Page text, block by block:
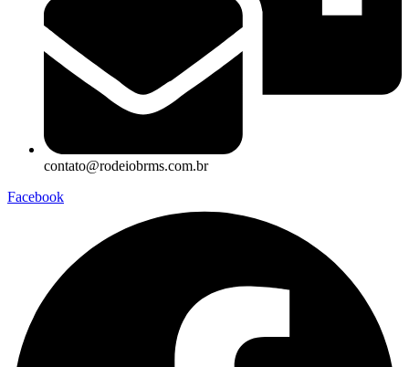
contato@rodeiobrms.com.br
Facebook